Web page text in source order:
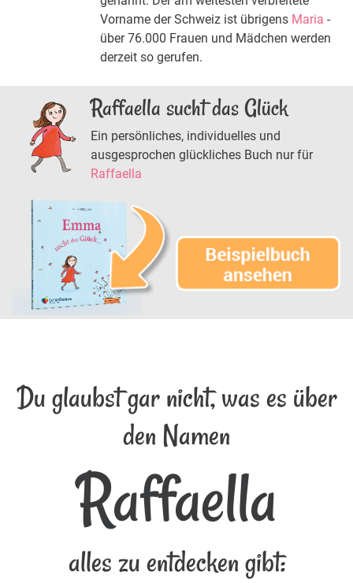
Vorname der Schweiz ist übrigens Maria -
über 76.000 Frauen und Mädchen werden
derzeit so gerufen.
Raffaella sucht das Glück
Ein persönliches, individuelles und
ausgesprochen glückliches Buch nur für
Raffaella
Du glaubst gar nicht, was es über
den Namen
Raffaella
alles zu entdecken gibt: